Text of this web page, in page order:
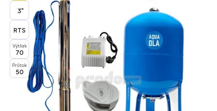
3"
RTS
Výtlak
70
Průtok
50